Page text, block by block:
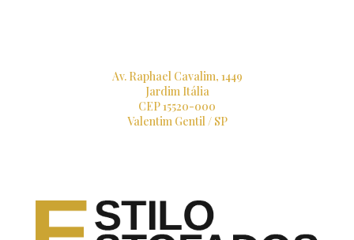
Av. Raphael Cavalim, 1449
Jardim Itália
CEP 15520-000
Valentim Gentil / SP